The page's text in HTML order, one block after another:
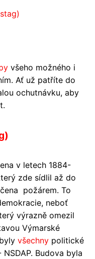
všeho možného i
Ať už patříte do
ochutnávku, aby
v letech 1884-
zde sídlil až do
požárem. To
neboť
výrazně omezil
Výmarské
všechny politické
Budova byla